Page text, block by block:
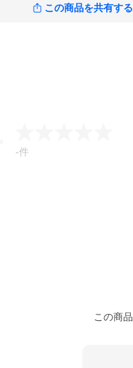
この商品を共有する
-件
この商品